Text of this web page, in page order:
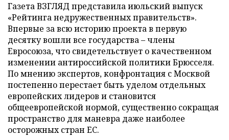
Газета ВЗГЛЯД представила июльский выпуск
«Рейтинга недружественных правительств».
Впервые за всю историю проекта в первую
десятку вошли все государства – члены
Евросоюза, что свидетельствует о качественном
изменении антироссийской политики Брюсселя.
По мнению экспертов, конфронтация с Москвой
постепенно перестает быть уделом отдельных
европейских лидеров и становится
общеевропейской нормой, существенно сокращая
пространство для маневра даже наиболее
осторожных стран ЕС.